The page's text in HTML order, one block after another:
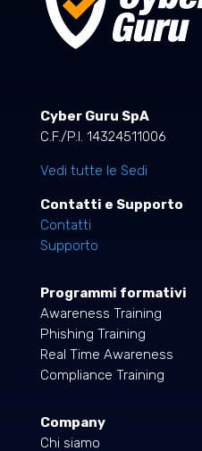
Cyber Guru SpA
C.F./P.I. 14324511006
Vedi tutte le Sedi
Contatti e Supporto
Contatti
Supporto
Programmi formativi
Awareness Training
Phishing Training
Real Time Awareness
Compliance Training
Company
Chi siamo